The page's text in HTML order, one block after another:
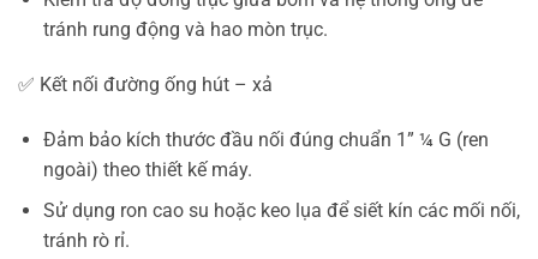
tránh rung động và hao mòn trục.
✅ Kết nối đường ống hút – xả
Đảm bảo kích thước đầu nối đúng chuẩn 1” ¼ G (ren
ngoài) theo thiết kế máy.
Sử dụng ron cao su hoặc keo lụa để siết kín các mối nối,
tránh rò rỉ.